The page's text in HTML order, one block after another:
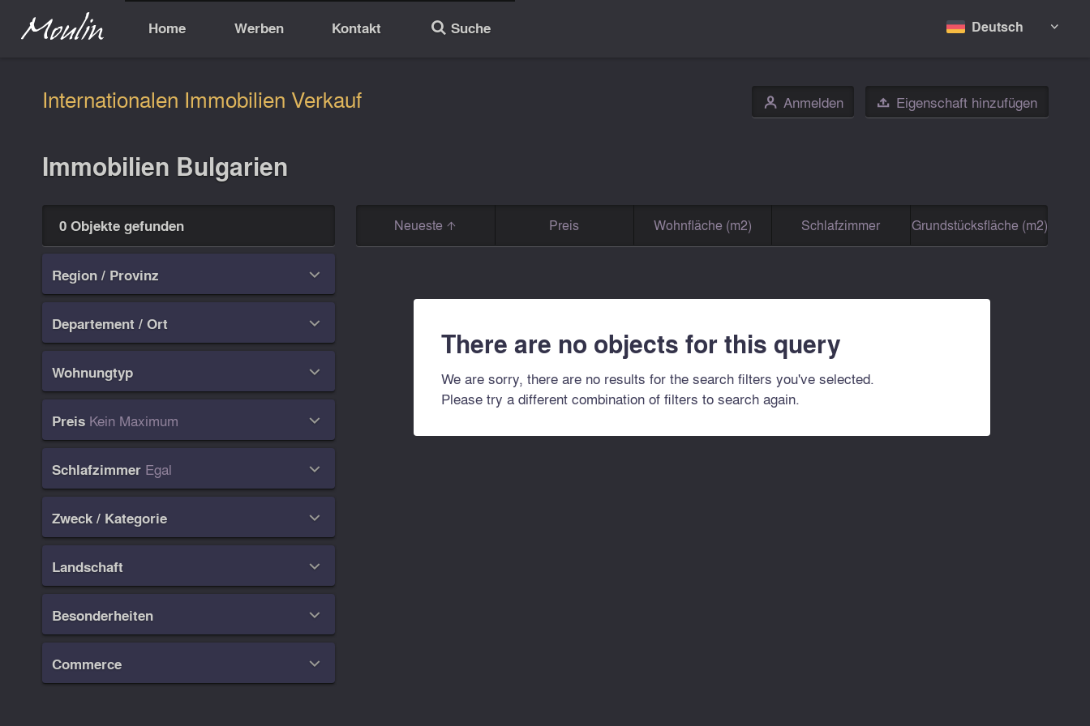
Home Werben Kontakt 🔎 Suche Deutsch 
Internationalen Immobilien Verkauf 👤 Anmelden  Eigenschaft hinzufügen
Immobilien Bulgarien
0 Objekte gefunden
Region / Provinz 
Departement / Ort 
Wohnungtyp 
Preis Kein Maximum 
Schlafzimmer Egal 
Zweck / Kategorie 
Landschaft 
Besonderheiten 
Commerce 
Neueste Preis Wohnfläche (m2) Schlafzimmer Grundstücksfläche (m2)
There are no objects for this query
We are sorry, there are no results for the search filters you've selected.
Please try a different combination of filters to search again.